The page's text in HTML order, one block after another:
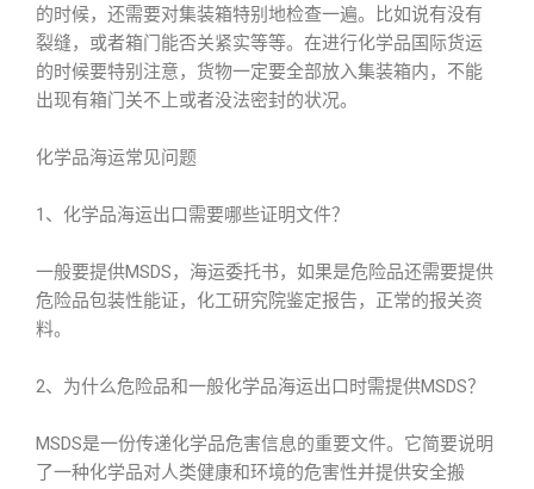
的时候，还需要对集装箱特别地检查一遍。比如说有没有
裂缝，或者箱门能否关紧实等等。在进行化学品国际货运
的时候要特别注意，货物一定要全部放入集装箱内，不能
出现有箱门关不上或者没法密封的状况。
化学品海运常见问题
1、化学品海运出口需要哪些证明文件？
一般要提供MSDS，海运委托书，如果是危险品还需要提供
危险品包装性能证，化工研究院鉴定报告，正常的报关资
料。
2、为什么危险品和一般化学品海运出口时需提供MSDS？
MSDS是一份传递化学品危害信息的重要文件。它简要说明
了一种化学品对人类健康和环境的危害性并提供安全搬